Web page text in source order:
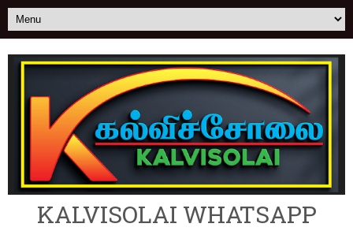
KALVISOLAI WHATSAPP